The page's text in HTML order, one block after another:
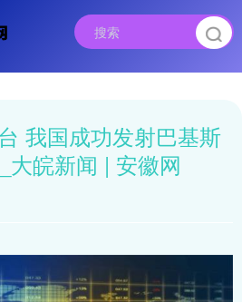
我国成功发射巴基斯
大皖新闻 | 安徽网